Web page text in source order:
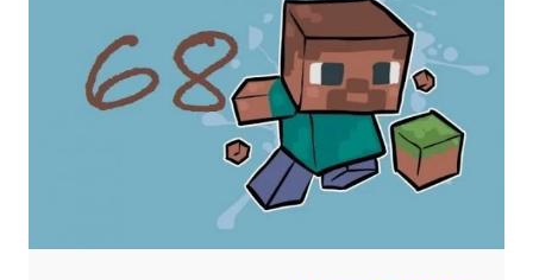
#69
|
69#
MINECRAFT
:
D7OOMY999